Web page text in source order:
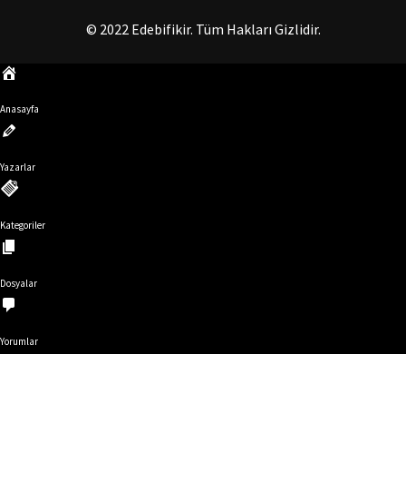
© 2022 Edebifikir. Tüm Hakları Gizlidir.
Anasayfa
Yazarlar
Kategoriler
Dosyalar
Yorumlar